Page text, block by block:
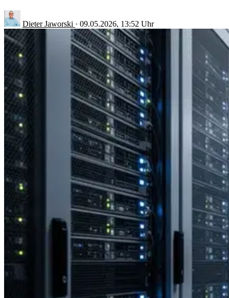
Dieter Jaworski · 09.05.2026, 13:52 Uhr